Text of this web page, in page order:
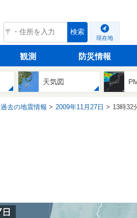
tenki.jp 検索
現在地
観測 防災情報
天気図
過去の地震情報 2009年11月27日 13時32